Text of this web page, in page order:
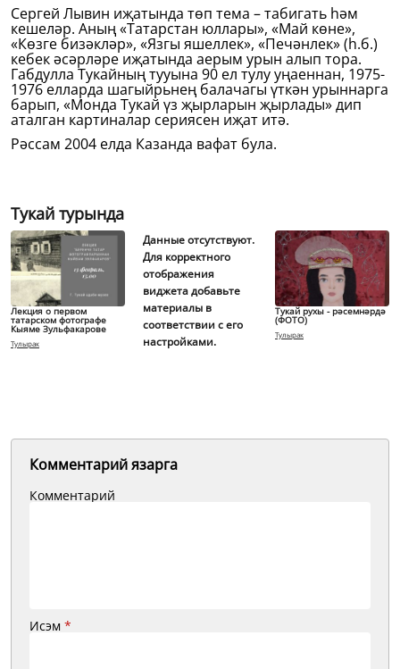
Сергей Лывин иҗатында төп тема – табигать һәм
кешеләр. Аның «Татарстан юллары», «Май көне»,
«Көзге бизәкләр», «Язгы яшеллек», «Печәнлек» (һ.б.)
кебек әсәрләре иҗатында аерым урын алып тора.
Габдулла Тукайның тууына 90 ел тулу уңаеннан, 1975-
1976 елларда шагыйрьнең балачагы үткән урыннарга
барып, «Монда Тукай үз җырларын җырлады» дип
аталган картиналар сериясен иҗат итә.
Рәссам 2004 елда Казанда вафат була.
Тукай турында
Лекция о первом
татарском фотографе
Кыяме Зульфакарове
Тулырак
Данные отсутствуют.
Для корректного
отображения
виджета добавьте
материалы в
соответствии с его
настройками.
Тукай рухы - рәсемнәрдә
(ФОТО)
Тулырак
Комментарий язарга
Комментарий
Исэм *